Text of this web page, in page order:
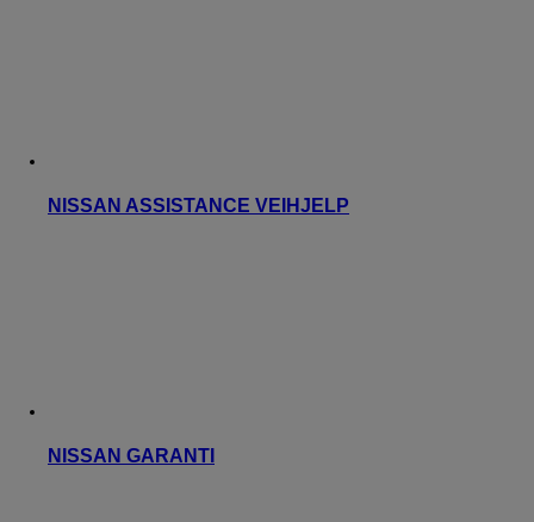
NISSAN ASSISTANCE VEIHJELP
NISSAN GARANTI